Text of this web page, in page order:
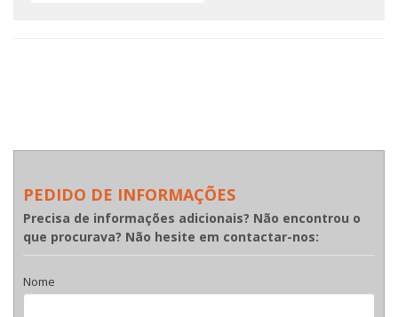
PEDIDO DE INFORMAÇÕES
Precisa de informações adicionais? Não encontrou o
que procurava? Não hesite em contactar-nos:
Nome